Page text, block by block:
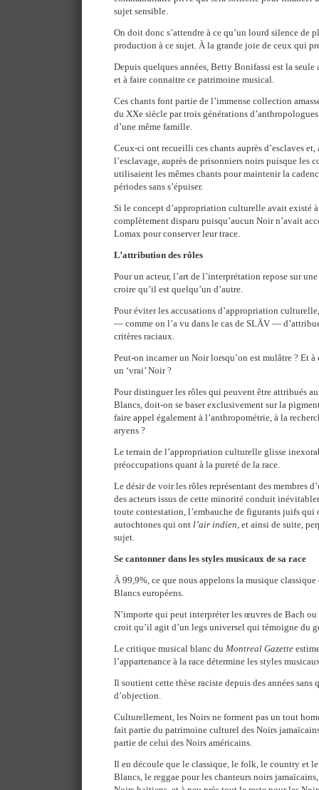
sujet sensible.
On doit donc s’attendre à ce qu’un lourd silence de
production à ce sujet. À la grande joie de ceux qui
Depuis quelques années, Betty Bonifassi est la seule
et à faire connaitre ce patrimoine musical.
Ces chants font partie de l’immense collection
du XXe siècle par trois générations
d’une même famille.
Ceux-ci ont recueilli ces chants auprès d’esclaves
l’esclavage, auprès de prisonniers noirs puisque les
utilisaient les mêmes chants pour maintenir la
périodes sans s’épuiser.
Si le concept d’appropriation culturelle avait existé à
complètement disparu puisqu’aucun Noir n’avait
Lomax pour conserver leur trace.
L’attribution des rôles
Pour un acteur, l’art de l’interprétation repose sur
croire qu’il est quelqu’un d’autre.
Pour éviter les accusations d’appropriation
— comme on l’a vu dans le cas de SLĀV —
critères raciaux.
Peut-on incarner un Noir lorsqu’on est mulâtre ? Et à
un ‘vrai’ Noir ?
Pour distinguer les rôles qui peuvent être attribués
Blancs, doit-on se baser exclusivement sur la
faire appel également à l’anthropométrie, à la
aryens ?
Le terrain de l’appropriation culturelle glisse
préoccupations quant à la pureté de la race.
Le désir de voir les rôles représentant des membres
des acteurs issus de cette minorité conduit
toute contestation, l’embauche de figurants juifs qui
autochtones qui ont l’air indien, et ainsi de suite,
sujet.
Se cantonner dans les styles musicaux de sa race
À 99,9%, ce que nous appelons la musique
Blancs européens.
N’importe qui peut interpréter les œuvres de Bach ou
croit qu’il agit d’un legs universel qui témoigne du
Le critique musical blanc du Montreal Gazette
l’appartenance à la race détermine les styles
Il soutient cette thèse raciste depuis des années
d’objection.
Culturellement, les Noirs ne forment pas un tout
fait partie du patrimoine culturel des Noirs
partie de celui des Noirs américains.
Il en découle que le classique, le folk, le country et
Blancs, le reggae pour les chanteurs noirs